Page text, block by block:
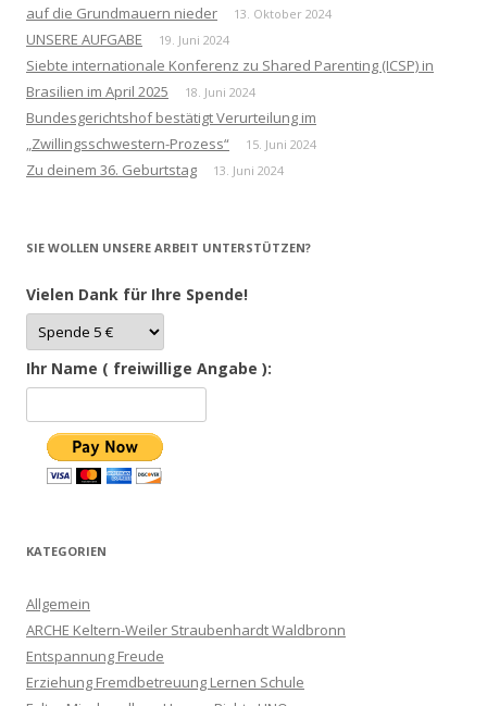
auf die Grundmauern nieder
13. Oktober 2024
UNSERE AUFGABE 19. Juni 2024
Siebte internationale Konferenz zu Shared Parenting (ICSP) in
Brasilien im April 2025
18. Juni 2024
Bundesgerichtshof bestätigt Verurteilung im
„Zwillingsschwestern-Prozess“
15. Juni 2024
Zu deinem 36. Geburtstag 13. Juni 2024
SIE WOLLEN UNSERE ARBEIT UNTERSTÜTZEN?
Vielen Dank für Ihre Spende!
Ihr Name ( freiwillige Angabe ):
KATEGORIEN
Allgemein
ARCHE Keltern-Weiler Straubenhardt Waldbronn
Entspannung Freude
Erziehung Fremdbetreuung Lernen Schule